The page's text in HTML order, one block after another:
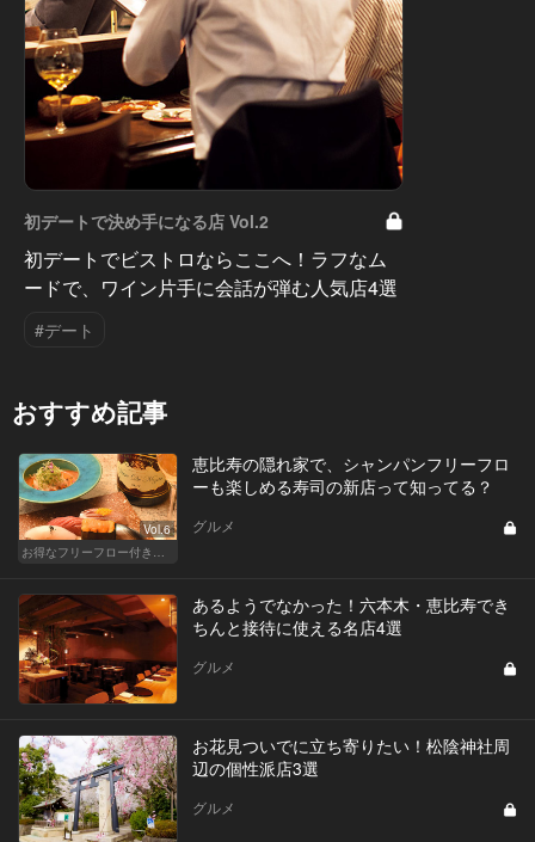
初デートで決め手になる店 Vol.2
初デートでビストロならここへ！ラフなム
ードで、ワイン片手に会話が弾む人気店4選
#デート
おすすめ記事
Vol.6
お得なフリーフロー付きで料理が美味しいレストラン
恵比寿の隠れ家で、シャンパンフリーフロ
ーも楽しめる寿司の新店って知ってる？
グルメ
あるようでなかった！六本木・恵比寿でき
ちんと接待に使える名店4選
グルメ
お花見ついでに立ち寄りたい！松陰神社周
辺の個性派店3選
グルメ